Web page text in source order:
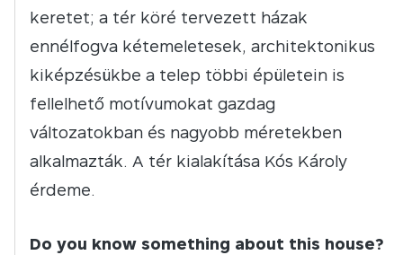
keretet; a tér köré tervezett házak
ennélfogva kétemeletesek, architektonikus
kiképzésükbe a telep többi épületein is
fellelhető motívumokat gazdag
változatokban és nagyobb méretekben
alkalmazták. A tér kialakítása Kós Károly
érdeme.
Do you know something about this house?